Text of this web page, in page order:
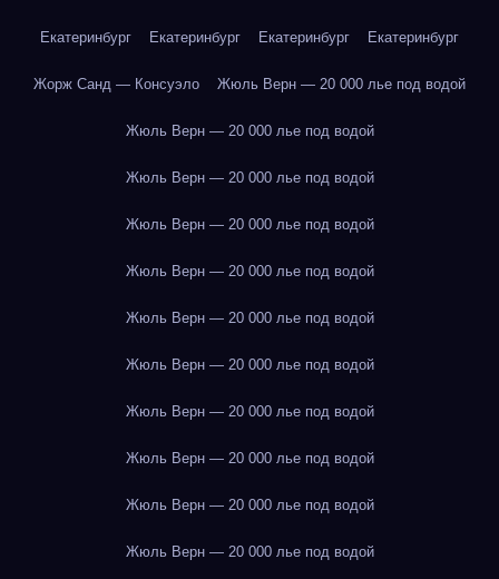
Екатеринбург Екатеринбург Екатеринбург Екатеринбург
Жорж Санд — Консуэло Жюль Верн — 20 000 лье под водой
Жюль Верн — 20 000 лье под водой
Жюль Верн — 20 000 лье под водой
Жюль Верн — 20 000 лье под водой
Жюль Верн — 20 000 лье под водой
Жюль Верн — 20 000 лье под водой
Жюль Верн — 20 000 лье под водой
Жюль Верн — 20 000 лье под водой
Жюль Верн — 20 000 лье под водой
Жюль Верн — 20 000 лье под водой
Жюль Верн — 20 000 лье под водой